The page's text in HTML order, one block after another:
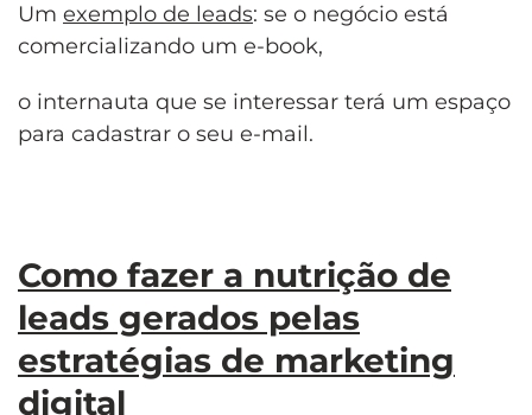
Um exemplo de leads: se o negócio está
comercializando um e-book,
o internauta que se interessar terá um espaço
para cadastrar o seu e-mail.
Como fazer a nutrição de
leads gerados pelas
estratégias de marketing
digital